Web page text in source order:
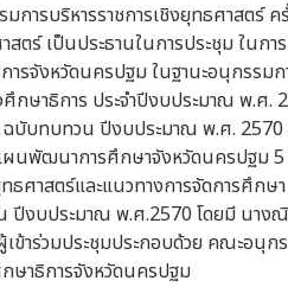
ารบริหารราชการเชิงยุทธศาสตร์
ตร์ เป็นประธานในการประชุม ในกา
จังหวัดนครปฐม ในฐานะอนุกรรมก
กษาธิการ ประจำปีงบประมาณ พ.ศ.
บทบทวน ปีงบประมาณ พ.ศ. 2570
นพัฒนาการศึกษาจังหวัดนครปฐม
ศาสตร์และแนวทางการจัดการศึกษ
บประมาณ พ.ศ.2570 โดยมี นางณิ
าร่วมประชุมประกอบด้วย คณะอนุกร
ษาธิการจังหวัดนครปฐม